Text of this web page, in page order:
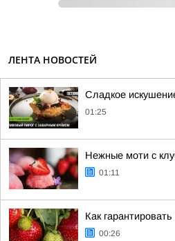
ЛЕНТА НОВОСТЕЙ
Сладкое
01:25
Нежные моти с
01:11
Как
00:26